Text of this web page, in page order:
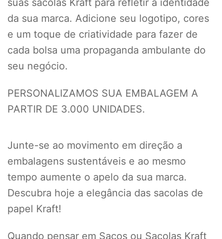
da sua marca. Adicione seu logotipo, cores
e um toque de criatividade para fazer de
cada bolsa uma propaganda ambulante do
seu negócio.
PERSONALIZAMOS SUA EMBALAGEM A
PARTIR DE 3.000 UNIDADES.
Junte-se ao movimento em direção a
embalagens sustentáveis e ao mesmo
tempo aumente o apelo da sua marca.
Descubra hoje a elegância das sacolas de
papel Kraft!
Quando pensar em Sacos ou Sacolas Kraft